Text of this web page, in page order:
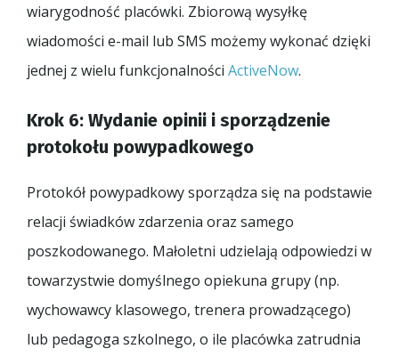
wiarygodność placówki. Zbiorową wysyłkę
wiadomości e-mail lub SMS możemy wykonać dzięki
jednej z wielu funkcjonalności ActiveNow.
Krok 6: Wydanie opinii i sporządzenie
protokołu powypadkowego
Protokół powypadkowy sporządza się na podstawie
relacji świadków zdarzenia oraz samego
poszkodowanego. Małoletni udzielają odpowiedzi w
towarzystwie domyślnego opiekuna grupy (np.
wychowawcy klasowego, trenera prowadzącego)
lub pedagoga szkolnego, o ile placówka zatrudnia